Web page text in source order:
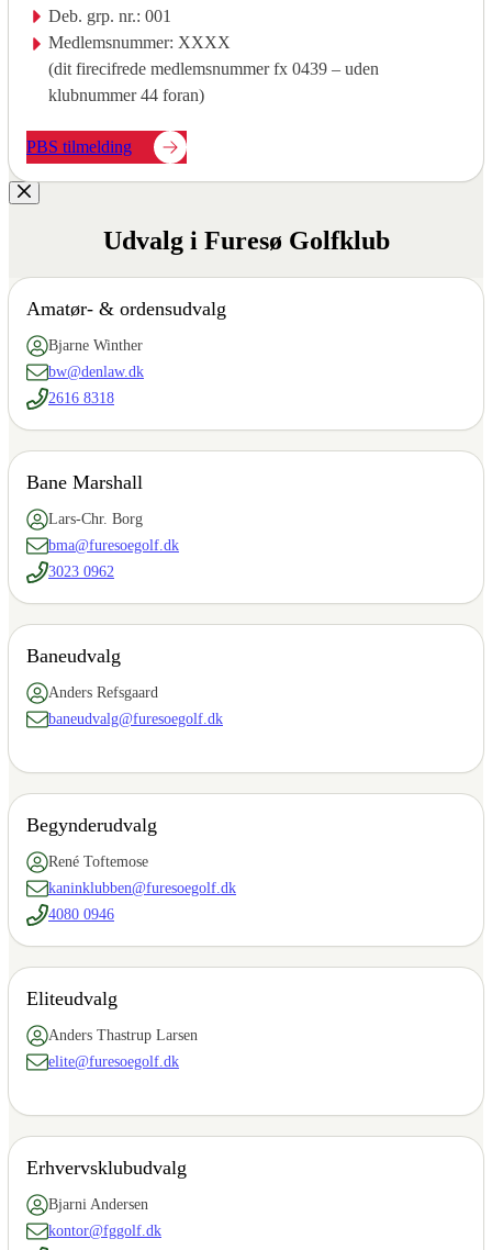
Deb. grp. nr.: 001
Medlemsnummer: XXXX
(dit firecifrede medlemsnummer fx 0439 – uden
klubnummer 44 foran)
PBS tilmelding
Udvalg i Furesø Golfklub
Amatør- & ordensudvalg
Bjarne Winther
bw@denlaw.dk
2616 8318
Bane Marshall
Lars-Chr. Borg
bma@furesoegolf.dk
3023 0962
Baneudvalg
Anders Refsgaard
baneudvalg@furesoegolf.dk
Begynderudvalg
René Toftemose
kaninklubben@furesoegolf.dk
4080 0946
Eliteudvalg
Anders Thastrup Larsen
elite@furesoegolf.dk
Erhvervsklubudvalg
Bjarni Andersen
kontor@fggolf.dk